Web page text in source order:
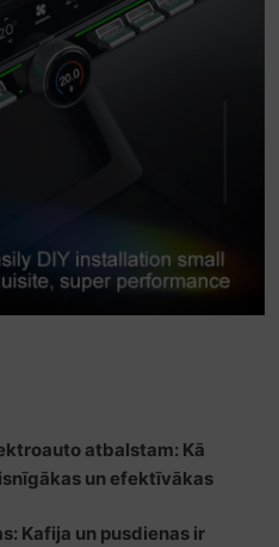
atbalstam: Kā
un efektīvākas
Kafija un pusdienas ir